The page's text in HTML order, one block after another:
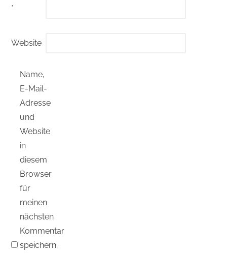
*
Website
Name,
E-Mail-
Adresse
und
Website
in
diesem
Browser
für
meinen
nächsten
Kommentar
speichern.